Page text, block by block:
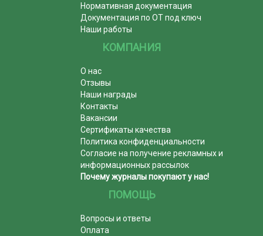
Нормативная документация
Документация по ОТ под ключ
Наши работы
КОМПАНИЯ
О нас
Отзывы
Наши награды
Контакты
Вакансии
Сертификаты качества
Политика конфиденциальности
Согласие на получение рекламных и
информационных рассылок
Почему журналы покупают у нас!
ПОМОЩЬ
Вопросы и ответы
Оплата